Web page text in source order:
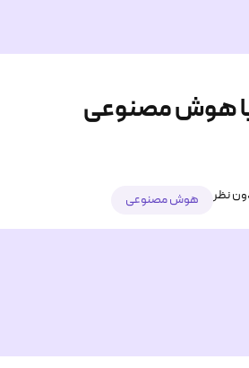
با هوش مصنوعی
نظر هوش مصنوعی